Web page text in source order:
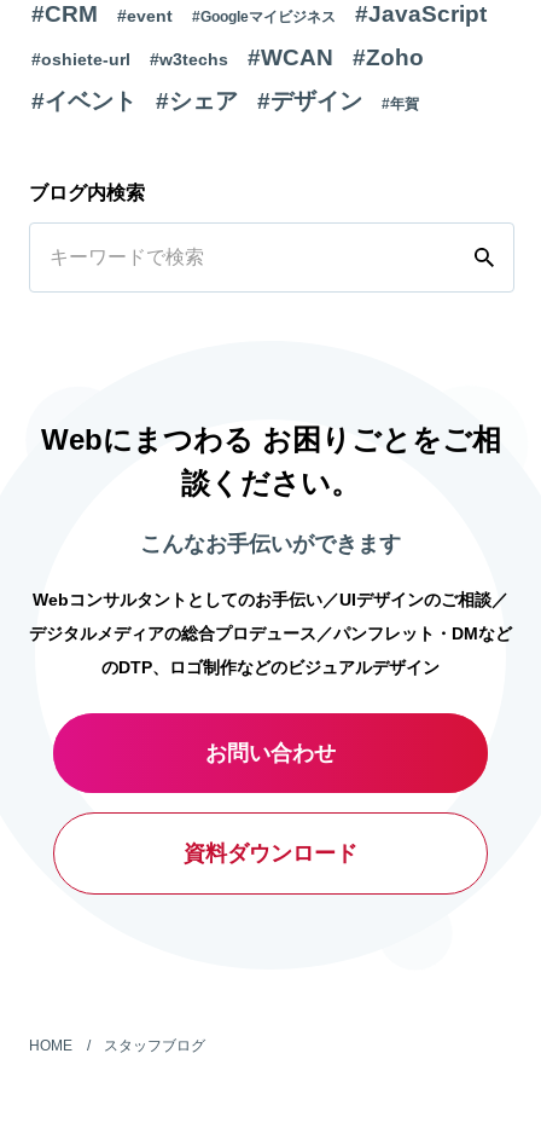
#CRM
#event #Googleマイビジネス #JavaScript
#oshiete-url #w3techs #WCAN
#Zoho
#イベント
#シェア #デザイン #年賀
ブログ内検索
Webにまつわる お困りごとをご相
談ください。
こんなお手伝いができます
Webコンサルタントとしてのお手伝い／UIデザインのご相談／
デジタルメディアの総合プロデュース／パンフレット・DMなど
のDTP、ロゴ制作などのビジュアルデザイン
お問い合わせ
資料ダウンロード
HOME スタッフブログ